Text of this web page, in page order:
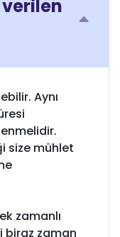
Aynı
size mühlet
zamanlı
biraz zaman